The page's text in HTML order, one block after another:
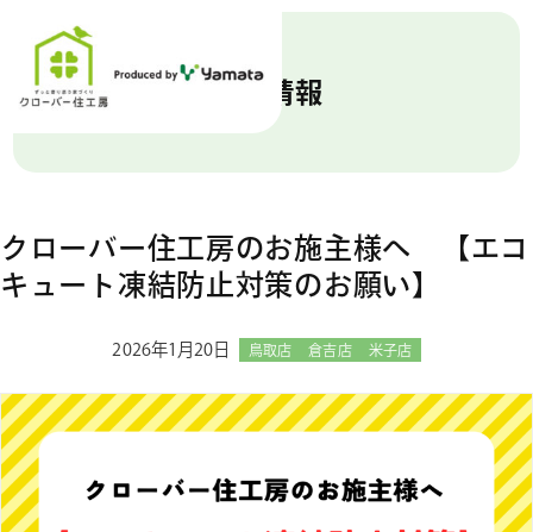
新着情報
クローバー住工房のお施主様へ 【エコ
キュート凍結防止対策のお願い】
2026年1月20日 鳥取店 倉吉店 米子店